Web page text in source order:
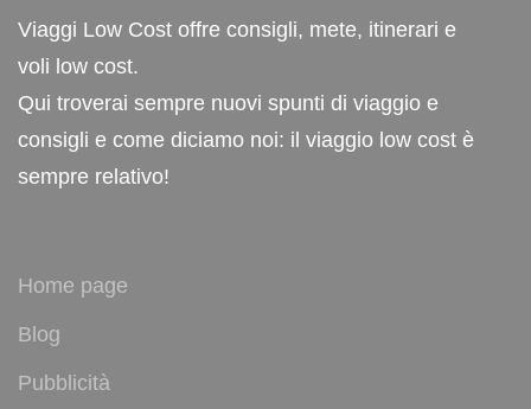
Viaggi Low Cost offre consigli, mete, itinerari e
voli low cost.
Qui troverai sempre nuovi spunti di viaggio e
consigli e come diciamo noi: il viaggio low cost è
sempre relativo!
Home page
Blog
Pubblicità